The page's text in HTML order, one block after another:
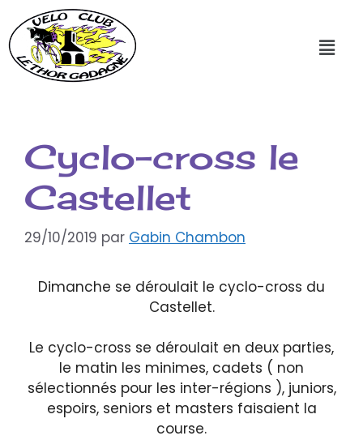
Cyclo-cross le
Castellet
29/10/2019 par Gabin Chambon
Dimanche se déroulait le cyclo-cross du
Castellet.
Le cyclo-cross se déroulait en deux parties,
le matin les minimes, cadets ( non
sélectionnés pour les inter-régions ), juniors,
espoirs, seniors et masters faisaient la
course.